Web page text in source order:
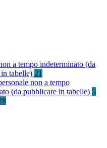
a tempo indeterminato (da
tabelle) 21
non a tempo
(da pubblicare in tabelle) 5